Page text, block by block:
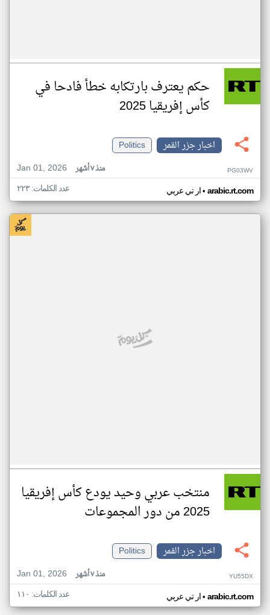
حكم يعترف بارتكابه خطأ فادحا في
كأس إفريقيا 2025
اخبار جزر القمر
Politics
Jan 01, 2026
منذ ٧ أشهر PG03WV
ار تي عربي• arabic.rt.com عدد الكلمات: ٢٢٣
منتخب عربي وحيد يودع كأس إفريقيا
2025 من دور المجموعات
اخبار جزر القمر
Politics
Jan 01, 2026
منذ ٧ أشهر YU55DX
ار تي عربي• arabic.rt.com عدد الكلمات: ١١٠